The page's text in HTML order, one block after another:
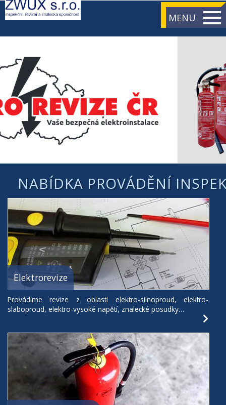
MENU
NABÍDKA PROVÁDĚNÍ
Elektrorevize
Provádíme revize z oblasti elektro-silnoproud, elektro-
slaboproud, elektro-vysoké napětí, znalecké posudky…